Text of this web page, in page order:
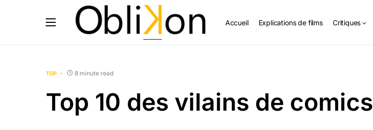
Accueil Explications de films Critiques
TOP 8 minute read
Top 10 des vilains de comics